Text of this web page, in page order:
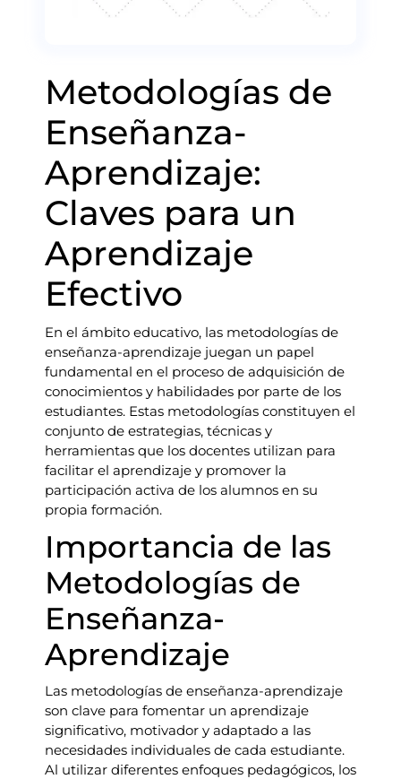
Metodologías de
Enseñanza-
Aprendizaje:
Claves para un
Aprendizaje
Efectivo
En el ámbito educativo, las metodologías de
enseñanza-aprendizaje juegan un papel
fundamental en el proceso de adquisición de
conocimientos y habilidades por parte de los
estudiantes. Estas metodologías constituyen el
conjunto de estrategias, técnicas y
herramientas que los docentes utilizan para
facilitar el aprendizaje y promover la
participación activa de los alumnos en su
propia formación.
Importancia de las
Metodologías de
Enseñanza-
Aprendizaje
Las metodologías de enseñanza-aprendizaje
son clave para fomentar un aprendizaje
significativo, motivador y adaptado a las
necesidades individuales de cada estudiante.
Al utilizar diferentes enfoques pedagógicos, los